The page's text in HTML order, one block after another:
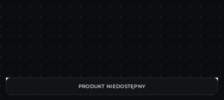
PRODUKT NIEDOSTĘPNY